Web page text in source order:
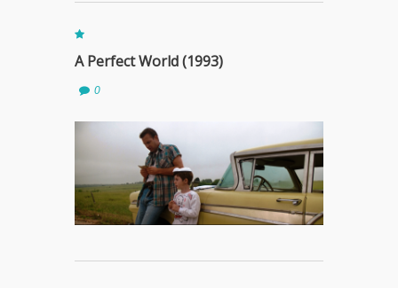
A Perfect World (1993)
0